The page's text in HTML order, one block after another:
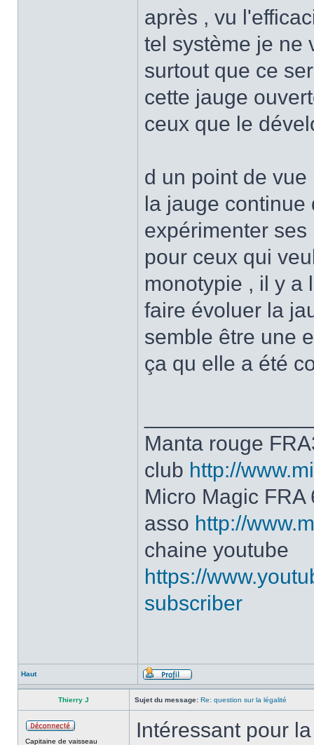
après , vu
tel système je ne
surtout que ce
cette jauge
ceux que le
d un point de
la jauge continue
expérimenter ses
pour ceux qui
monotypie , il y a
faire évoluer la
semble être une
ça qu elle a été
Manta rouge
club http://
Micro Magic FRA
asso http://
chaine youtube
https://
subscriber
Haut
Thierry J Sujet du message: Re: question sur la légalité
Capitaine de vaisseau Intéressant pour